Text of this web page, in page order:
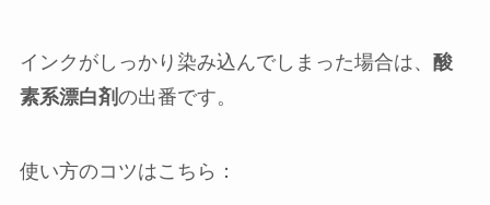
インクがしっかり染み込んでしまった場合は、 酸
素系漂白剤の出番です。
使い方のコツはこちら：